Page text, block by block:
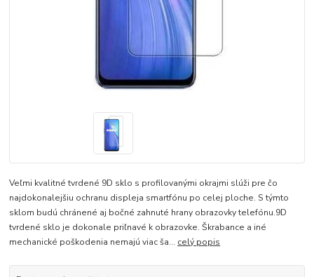
Veľmi kvalitné tvrdené 9D sklo s profilovanými okrajmi slúži pre čo
najdokonalejšiu ochranu displeja smartfónu po celej ploche. S týmto
sklom budú chránené aj bočné zahnuté hrany obrazovky telefónu.9D
tvrdené sklo je dokonale priľnavé k obrazovke. Škrabance a iné
mechanické poškodenia nemajú viac ša... celý popis